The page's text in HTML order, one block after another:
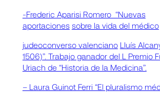
-Frederic Aparisi Romero “Nuevas
aportaciones sobre la vida del médico
judeoconverso valenciano Lluís
1506)”. Trabajo ganador del L Premio
Uriach de “Historia de la Medicina”.
– Laura Guinot Ferri “El pluralismo